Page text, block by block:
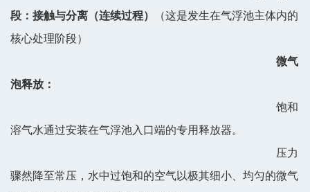
段：接触与分离（连续过程） （这是发生在气浮池主体内的
核心处理阶段）
微气
泡释放：
饱和
溶气水通过安装在气浮池入口端的专用释放器。
压力
骤然降至常压，水中过饱和的空气以极其细小、均匀的微气